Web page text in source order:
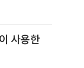
사용한